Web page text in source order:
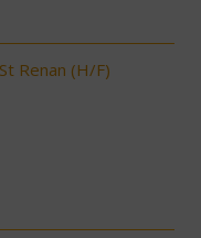
Renan (H/F)